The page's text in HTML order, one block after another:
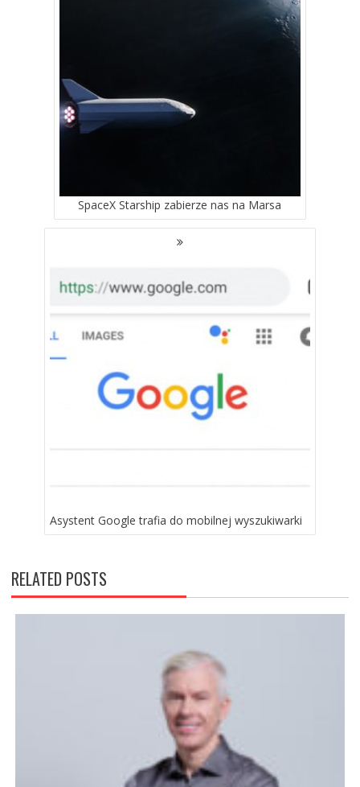
SpaceX Starship zabierze nas na Marsa
Asystent Google trafia do mobilnej wyszukiwarki
RELATED POSTS